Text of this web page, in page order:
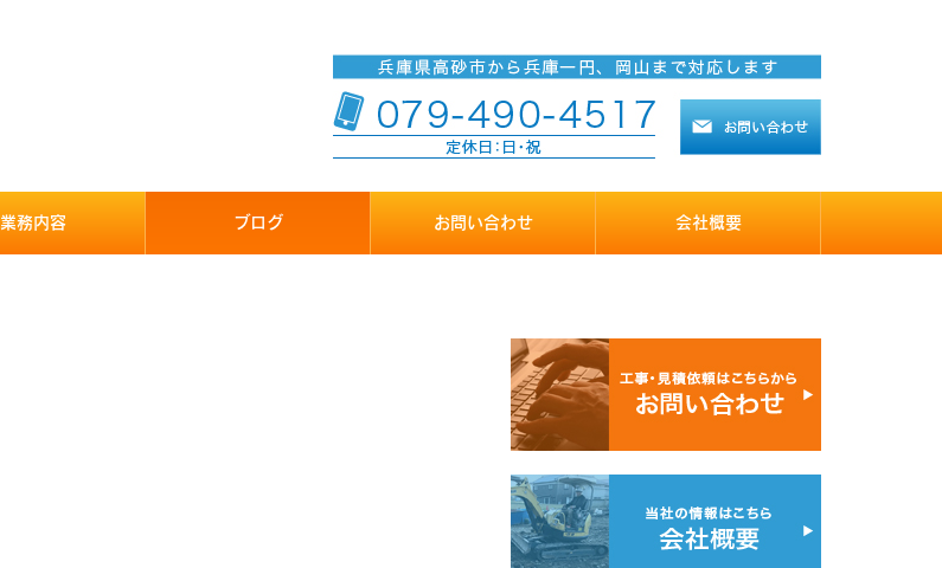
業務内容 ブログ お問い合わせ 会社概要